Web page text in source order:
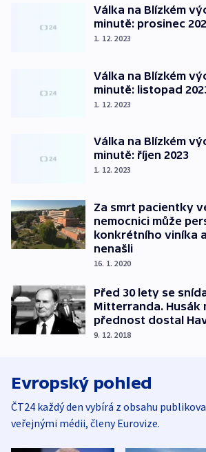
Válka na Blízkém
minutě: prosinec
1. 12. 2023
Válka na Blízkém
minutě: listopad
1. 12. 2023
Válka na Blízkém
minutě: říjen 2023
1. 12. 2023
Za smrt pacientky
nemocnici může
konkrétního viníka
nenašli
16. 1. 2020
Před 30 lety se
Mitterranda. Husák
přednost dostal
9. 12. 2018
Evropský pohled
ČT24 každý den vybírá z obsahu
veřejnými médii, členy Eurovize.